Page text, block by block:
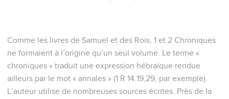
Comme les livres de Samuel et des Rois, 1 et 2 Chroniques
ne formaient à l’origine qu’un seul volume. Le terme «
chroniques » traduit une expression hébraïque rendue
ailleurs par le mot « annales » (1 R 14.19,29, par exemple).
L’auteur utilise de nombreuses sources écrites. Près de la